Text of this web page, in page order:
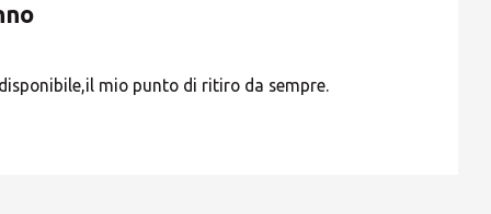
mio punto di ritiro da sempre.
SERVIZIO MOTORECAPITO